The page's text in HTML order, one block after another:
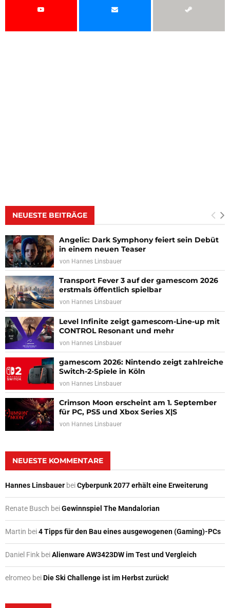
NEUESTE BEITRÄGE
Angelic: Dark Symphony feiert sein Debüt
in einem neuen Teaser
von Hannes Linsbauer
Transport Fever 3 auf der gamescom 2026
erstmals öffentlich spielbar
von Hannes Linsbauer
Level Infinite zeigt gamescom-Line-up mit
CONTROL Resonant und mehr
von Hannes Linsbauer
gamescom 2026: Nintendo zeigt zahlreiche
Switch-2-Spiele in Köln
von Hannes Linsbauer
Crimson Moon erscheint am 1. September
für PC, PS5 und Xbox Series X|S
von Hannes Linsbauer
NEUESTE KOMMENTARE
Hannes Linsbauer beiCyberpunk 2077 erhält eine Erweiterung
Renate Busch beiGewinnspiel The Mandalorian
Martin bei4 Tipps für den Bau eines ausgewogenen (Gaming)-PCs
Daniel Fink beiAlienware AW3423DW im Test und Vergleich
elromeo beiDie Ski Challenge ist im Herbst zurück!